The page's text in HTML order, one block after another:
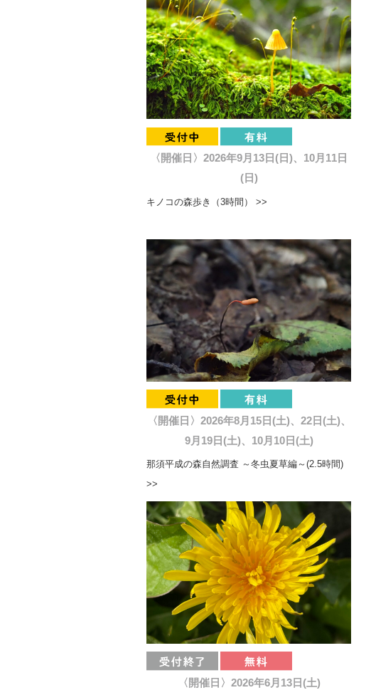
〈開催日〉2026年9月13日(日)、10月11日
(日)
キノコの森歩き（3時間） >>
〈開催日〉2026年8月15日(土)、22日(土)、
9月19日(土)、10月10日(土)
那須平成の森自然調査 ～冬虫夏草編～(2.5時間)
>>
〈開催日〉2026年6月13日(土)